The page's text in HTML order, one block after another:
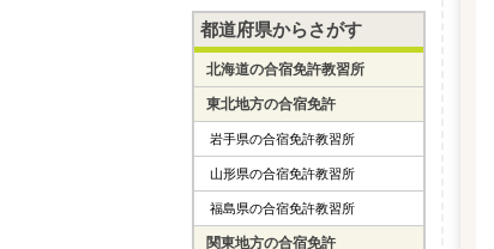
都道府県からさがす
北海道の合宿免許教習所
東北地方の合宿免許
岩手県の合宿免許教習所
山形県の合宿免許教習所
福島県の合宿免許教習所
関東地方の合宿免許